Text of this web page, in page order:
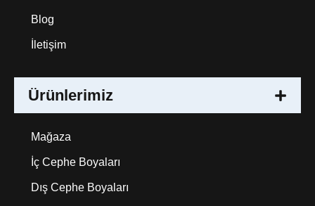
Blog
İletişim
Ürünlerimiz
Mağaza
İç Cephe Boyaları
Dış Cephe Boyaları